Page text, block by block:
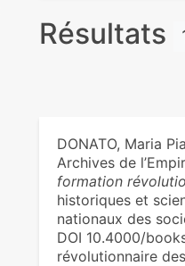
Résultats
DONATO, Maria
Archives de
formation
historiques et
nationaux des
DOI 10.4000/
révolutionnaire